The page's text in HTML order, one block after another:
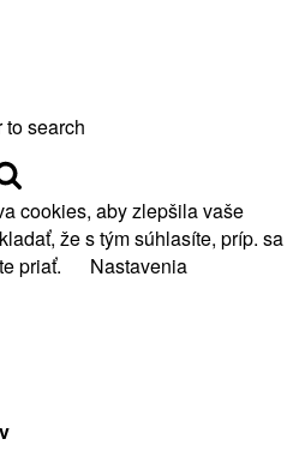
to search
cookies, aby zlepšila vaše
že s tým súhlasíte, príp. sa
priať.
Nastavenia